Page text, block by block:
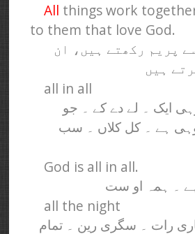
All things work
to them that love God.
پریم رکھتے ہیں، ان
ہیں
all in all
ایک ۔ لے دے کے ۔ جو
ہے ۔ کل کلاں ۔ سب
God is all in all.
ہے ۔ ہمہ او ست
all the night
رات ۔ سگری رین ۔ تمام